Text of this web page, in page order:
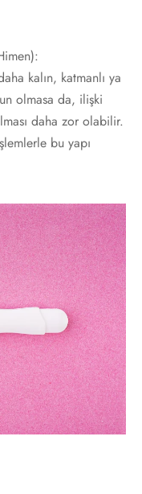
kalın, katmanlı ya
olmasa da, ilişki
daha zor olabilir.
bu yapı